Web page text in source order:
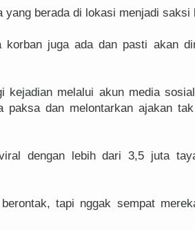
yang berada di lokasi menjadi saksi
juga ada dan pasti akan
kejadian melalui akun media
paksa dan melontarkan ajakan
dengan lebih dari 3,5 juta
tapi nggak sempat